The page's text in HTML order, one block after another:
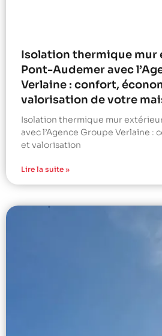
Isolation thermique mur
Pont-Audemer avec
Verlaine : confort,
valorisation de votre
Isolation thermique mur
avec l’Agence Groupe Verlaine :
et valorisation
Lire la suite »